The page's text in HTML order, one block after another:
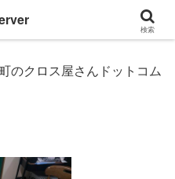
ロス屋さんドットコムにお
検索